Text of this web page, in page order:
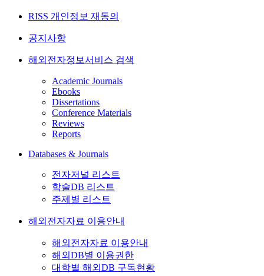
RISS 개인정보 재동의
공지사항
해외전자정보서비스 검색
Academic Journals
Ebooks
Dissertations
Conference Materials
Reviews
Reports
Databases & Journals
전자저널 리스트
학술DB 리스트
주제별 리스트
해외전자자료 이용안내
해외전자자료 이용안내
해외DB별 이용권한
대학별 해외DB 구독현황